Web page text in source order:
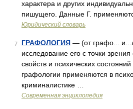
характера и других
пишущего. Данные Г.
Юридический словарь
7 ГРАФОЛОГИЯ — (от графо...
исследование его с точки
свойств и психических
графологии применяются в
криминалистике …
Современная энциклопедия